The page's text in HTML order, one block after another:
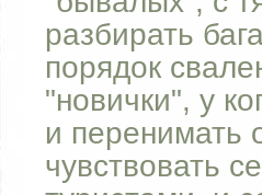
разбирать
порядок
"новички", у
и перенимать
чувствовать